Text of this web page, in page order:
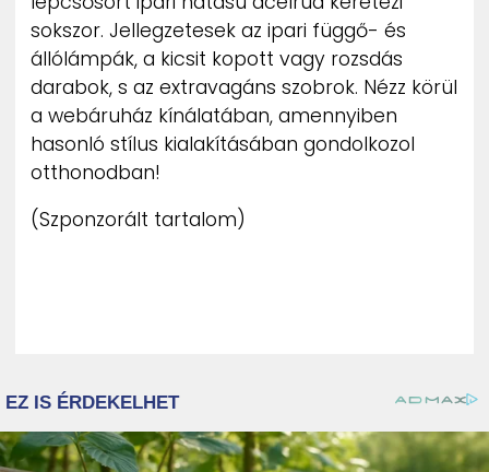
sokszor. Jellegzetesek az ipari függő- és
állólámpák, a kicsit kopott vagy rozsdás
darabok, s az extravagáns szobrok. Nézz körül
a webáruház kínálatában, amennyiben
hasonló stílus kialakításában gondolkozol
otthonodban!
(Szponzorált tartalom)